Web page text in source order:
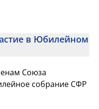
в Юбилейном
Союза
собрание СФР